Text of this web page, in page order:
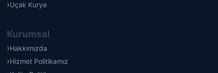
Uçak Kurye
Kurumsal
Hakkımızda
Hizmet Politikamız